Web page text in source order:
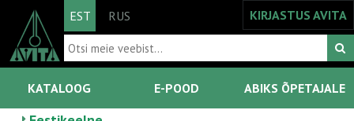
EST RUS KIRJASTUS AVITA
KATALOOG E-POOD ABIKS ÕPETAJALE